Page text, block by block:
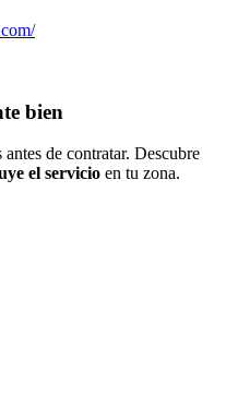
bien
de contratar. Descubre
el servicio en tu zona.